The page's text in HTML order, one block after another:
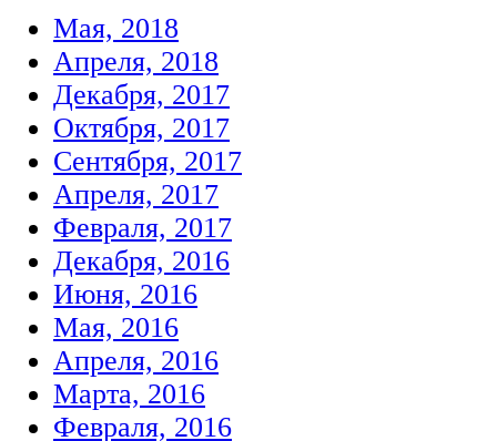
Мая, 2018
Апреля, 2018
Декабря, 2017
Октября, 2017
Сентября, 2017
Апреля, 2017
Февраля, 2017
Декабря, 2016
Июня, 2016
Мая, 2016
Апреля, 2016
Марта, 2016
Февраля, 2016